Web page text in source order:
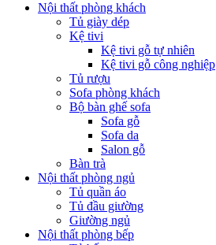
Nội thất phòng khách
Tủ giày dép
Kệ tivi
Kệ tivi gỗ tự nhiên
Kệ tivi gỗ công nghiệp
Tủ rượu
Sofa phòng khách
Bộ bàn ghế sofa
Sofa gỗ
Sofa da
Salon gỗ
Bàn trà
Nội thất phòng ngủ
Tủ quần áo
Tủ đầu giường
Giường ngủ
Nội thất phòng bếp